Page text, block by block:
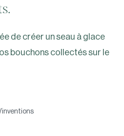
de créer un seau à glace
bouchons collectés sur le